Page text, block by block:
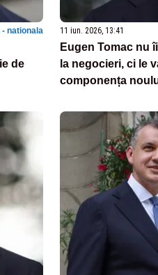
- nationala
de
11 iun. 2026, 13:41
Eugen Tomac nu
la negocieri, ci le
componența